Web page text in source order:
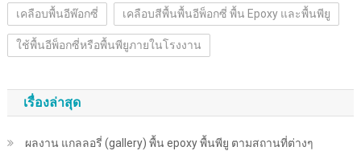
เคลือบพื้นอีพ๊อกซี่ เคลือบสีพื้นพื้นอีพ็อกซี่ พื้น Epoxy และพื้นพียู
ใช้พื้นอีพ็อกซี่หรือพื้นพียูภายในโรงงาน
เรื่องล่าสุด
ผลงาน แกลลอรี่ (gallery) พื้น epoxy พื้นพียู ตามสถานที่ต่างๆ